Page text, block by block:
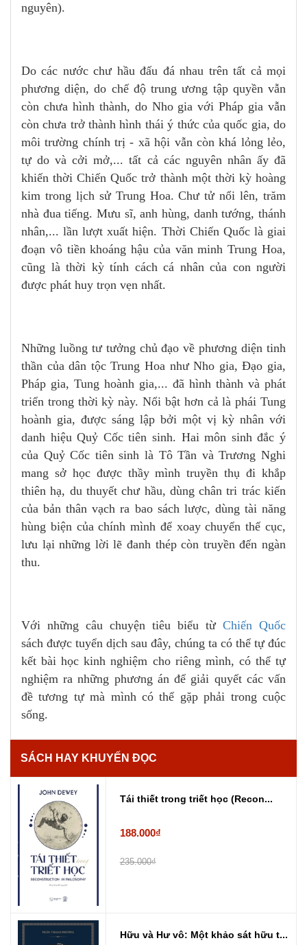
nguyên).
Do các nước chư hầu đấu đá nhau trên tất cả mọi
phương diện, do chế độ trung ương tập quyền vẫn
còn chưa hình thành, do Nho gia với Pháp gia vẫn
còn chưa trở thành hình thái ý thức của quốc gia, do
môi trường chính trị - xã hội vẫn còn khá lỏng lẻo,
tự do và cởi mở,... tất cả các nguyên nhân ấy đã
khiến thời Chiến Quốc trở thành một thời kỳ hoàng
kim trong lịch sử Trung Hoa. Chư tử nổi lên, trăm
nhà đua tiếng. Mưu sĩ, anh hùng, danh tướng, thánh
nhân,... lần lượt xuất hiện. Thời Chiến Quốc là giai
đoạn vô tiền khoáng hậu của văn minh Trung Hoa,
cũng là thời kỳ tính cách cá nhân của con người
được phát huy trọn vẹn nhất.
Những luồng tư tưởng chủ đạo về phương diện tinh
thần của dân tộc Trung Hoa như Nho gia, Đạo gia,
Pháp gia, Tung hoành gia,... đã hình thành và phát
triển trong thời kỳ này. Nổi bật hơn cả là phái Tung
hoành gia, được sáng lập bởi một vị kỳ nhân với
danh hiệu Quỷ Cốc tiên sinh. Hai môn sinh đắc ý
của Quỷ Cốc tiên sinh là Tô Tần và Trương Nghi
mang sở học được thầy mình truyền thụ đi khắp
thiên hạ, du thuyết chư hầu, dùng chân tri trác kiến
của bản thân vạch ra bao sách lược, dùng tài năng
hùng biện của chính mình để xoay chuyển thế cục,
lưu lại những lời lẽ đanh thép còn truyền đến ngàn
thu.
Với những câu chuyện tiêu biểu từ Chiến Quốc
sách được tuyển dịch sau đây, chúng ta có thể tự đúc
kết bài học kinh nghiệm cho riêng mình, có thể tự
nghiệm ra những phương án để giải quyết các vấn
đề tương tự mà mình có thể gặp phải trong cuộc
sống.
SÁCH HAY KHUYẾN ĐỌC
Tái thiết trong triết học (Recon...
188.000₫
235.000₫
Hữu và Hư vô: Một khảo sát hữu t...